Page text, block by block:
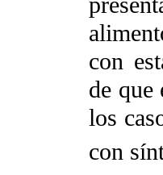
con
de que
los
con